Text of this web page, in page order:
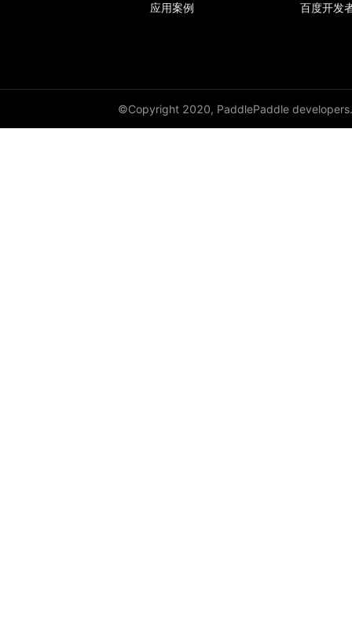
应用案例 百度开发
©Copyright 2020, PaddlePaddle developers.